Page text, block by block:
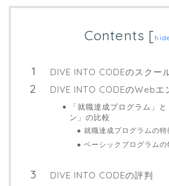
Contents [
DIVE INTO CODEのスクー
DIVE INTO CODEのWebエ
「就職達成プログラム」
ン」の比較
就職達成プログラムの特
ベーシックプログラムの
DIVE INTO CODEの評判